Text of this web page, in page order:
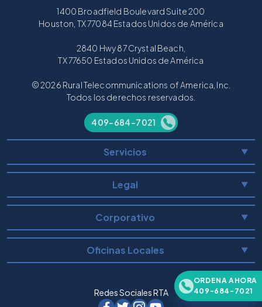
ORDENA AHORA
409-684-7021
1400 Broadfield Boulevard Suite 200
Houston, TX 77084 Estados Unidos de América
2840 Hwy 87 Crystal Beach,
TX 77650 Estados Unidos de América
© 2026 Rural Telecommunications of America, Inc.
Todos los derechos reservados.
409-684-7021
Servicios ▼
Legal ▼
Corporativo ▼
Oficinas Locales ▼
Redes Sociales RTA